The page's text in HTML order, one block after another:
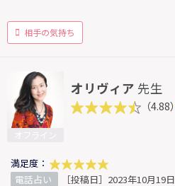
相手の気持ち
オリヴィア 先生
（4.88）
満足度：
電話占い
［投稿日］2023年10月19日